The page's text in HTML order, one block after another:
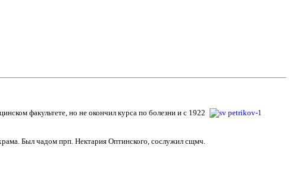
факультете, но не окончил курса по болезни и с 1922
Был чадом прп. Нектария Оптинского, сослужил сщмч.